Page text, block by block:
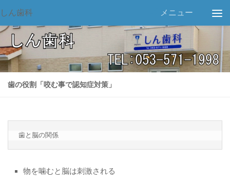
しん歯科 メニュー
歯の役割「咬む事で認知症対策」
歯と脳の関係
物を噛むと脳は刺激される